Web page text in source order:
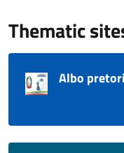
Thematic
Albo